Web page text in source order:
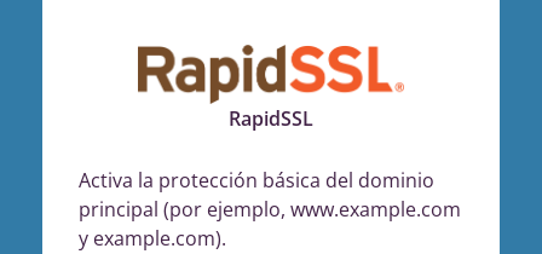
RapidSSL
Activa la protección básica del dominio
principal (por ejemplo, www.example.com
y example.com).